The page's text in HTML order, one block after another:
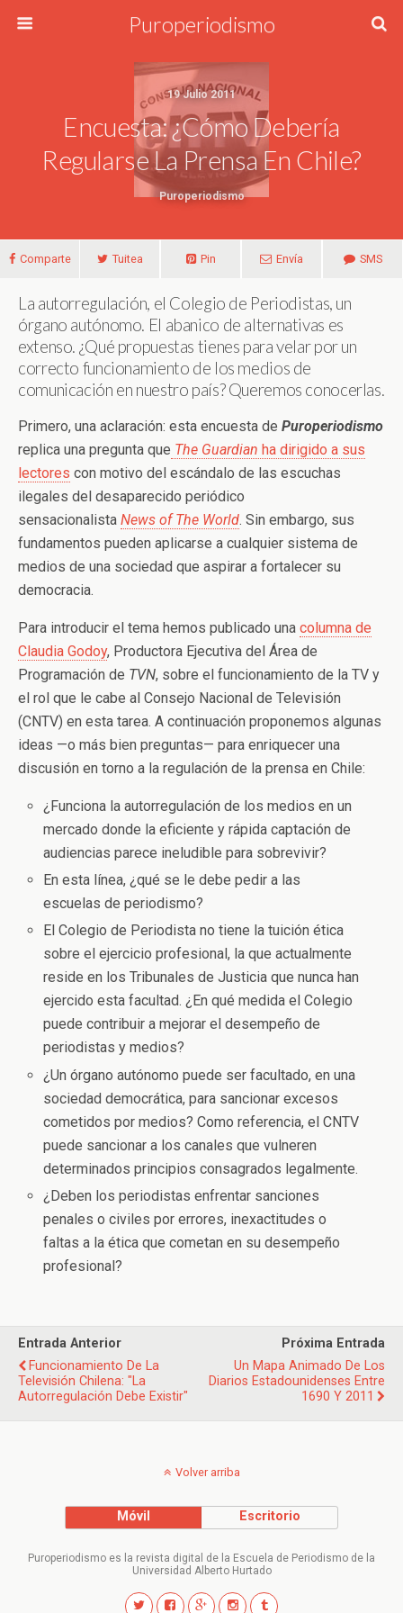
Puroperiodismo
19 Julio 2011
Encuesta: ¿Cómo Debería
Regularse La Prensa En Chile?
Puroperiodismo
Comparte Tuitea Pin Envía SMS
La autorregulación, el Colegio de Periodistas, un
órgano autónomo. El abanico de alternativas es
extenso. ¿Qué propuestas tienes para velar por un
correcto funcionamiento de los medios de
comunicación en nuestro país? Queremos conocerlas.
Primero, una aclaración: esta encuesta de Puroperiodismo
replica una pregunta que The Guardian ha dirigido a sus
lectores con motivo del escándalo de las escuchas
ilegales del desaparecido periódico
sensacionalista News of The World. Sin embargo, sus
fundamentos pueden aplicarse a cualquier sistema de
medios de una sociedad que aspirar a fortalecer su
democracia.
Para introducir el tema hemos publicado una columna de
Claudia Godoy, Productora Ejecutiva del Área de
Programación de TVN, sobre el funcionamiento de la TV y
el rol que le cabe al Consejo Nacional de Televisión
(CNTV) en esta tarea. A continuación proponemos algunas
ideas —o más bien preguntas— para enriquecer una
discusión en torno a la regulación de la prensa en Chile:
¿Funciona la autorregulación de los medios en un
mercado donde la eficiente y rápida captación de
audiencias parece ineludible para sobrevivir?
En esta línea, ¿qué se le debe pedir a las
escuelas de periodismo?
El Colegio de Periodista no tiene la tuición ética
sobre el ejercicio profesional, la que actualmente
reside en los Tribunales de Justicia que nunca han
ejercido esta facultad. ¿En qué medida el Colegio
puede contribuir a mejorar el desempeño de
periodistas y medios?
¿Un órgano autónomo puede ser facultado, en una
sociedad democrática, para sancionar excesos
cometidos por medios? Como referencia, el CNTV
puede sancionar a los canales que vulneren
determinados principios consagrados legalmente.
¿Deben los periodistas enfrentar sanciones
penales o civiles por errores, inexactitudes o
faltas a la ética que cometan en su desempeño
profesional?
Entrada Anterior
Funcionamiento De La
Televisión Chilena: "La
Autorregulación Debe Existir"
Próxima Entrada
Un Mapa Animado De Los
Diarios Estadounidenses Entre
1690 Y 2011
Volver arriba
Móvil Escritorio
Puroperiodismo es la revista digital de la Escuela de Periodismo de la
Universidad Alberto Hurtado